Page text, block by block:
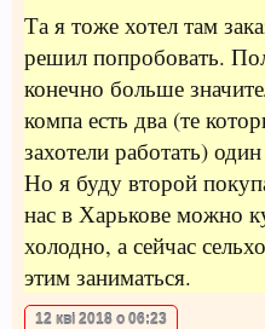
Та я тоже хотел там
решил попробовать.
конечно больше
компа есть два (те
захотели работать)
Но я буду второй
нас в Харькове можно
холодно, а сейчас
этим заниматься.
12 кві 2018 о 06:23